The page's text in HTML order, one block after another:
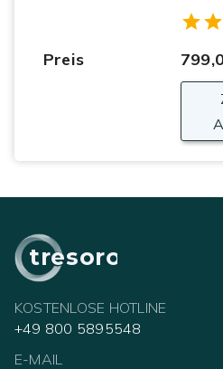
Preis
tresoro
KOSTENLOSE HOTLINE
+49 800 5895548
E-MAIL